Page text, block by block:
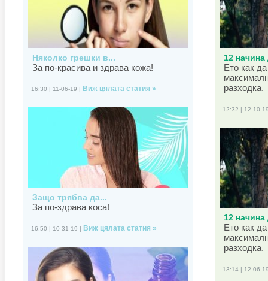
Няколко грешки в...
За по-красива и здрава кожа!
16:30 | 11-06-19 | Виж цялата статия »
Защо трябва да...
За по-здрава коса!
16:50 | 10-31-19 | Виж цялата статия »
12 начина
Ето как
разходка.
12:32 | 12-10-
12 начина
Ето как
разходка.
13:14 | 12-06-